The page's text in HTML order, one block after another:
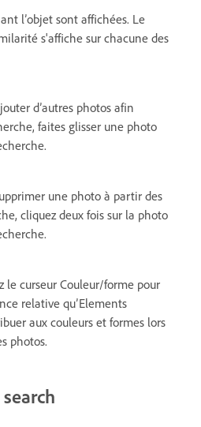
l’objet sont affichées. Le
s'affiche sur chacune des
d’autres photos afin
faites glisser une photo
une photo à partir des
cliquez deux fois sur la photo
le curseur Couleur/forme pour
relative qu’Elements
aux couleurs et formes lors
photos.